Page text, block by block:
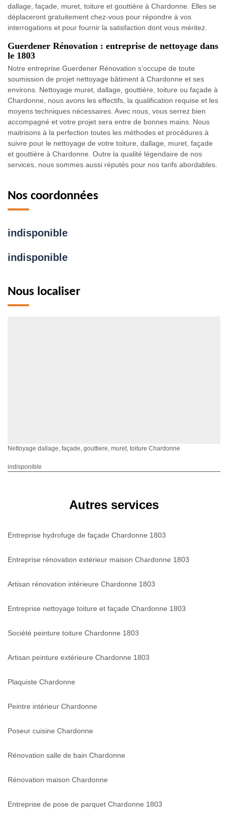
dallage, façade, muret, toiture et gouttière à Chardonne. Elles se
déplaceront gratuitement chez-vous pour répondre à vos
interrogations et pour fournir la satisfaction dont vous méritez.
Guerdener Rénovation : entreprise de nettoyage dans
le 1803
Notre entreprise Guerdener Rénovation s’occupe de toute
soumission de projet nettoyage bâtiment à Chardonne et ses
environs. Nettoyage muret, dallage, gouttière, toiture ou façade à
Chardonne, nous avons les effectifs, la qualification requise et les
moyens techniques nécessaires. Avec nous, vous serrez bien
accompagné et votre projet sera entre de bonnes mains. Nous
maitrisons à la perfection toutes les méthodes et procédures à
suivre pour le nettoyage de votre toiture, dallage, muret, façade
et gouttière à Chardonne. Outre la qualité légendaire de nos
services, nous sommes aussi réputés pour nos tarifs abordables.
Nos coordonnées
indisponible
indisponible
Nous localiser
Nettoyage dallage, façade, gouttiere, muret, toiture Chardonne
indisponible
Autres services
Entreprise hydrofuge de façade Chardonne 1803
Entreprise rénovation extérieur maison Chardonne 1803
Artisan rénovation intérieure Chardonne 1803
Entreprise nettoyage toiture et façade Chardonne 1803
Société peinture toiture Chardonne 1803
Artisan peinture extérieure Chardonne 1803
Plaquiste Chardonne
Peintre intérieur Chardonne
Poseur cuisine Chardonne
Rénovation salle de bain Chardonne
Rénovation maison Chardonne
Entreprise de pose de parquet Chardonne 1803